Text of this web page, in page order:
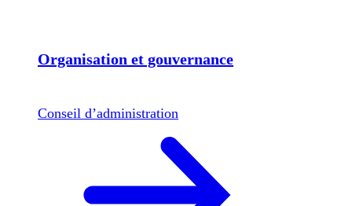
Organisation et gouvernance
Conseil d’administration